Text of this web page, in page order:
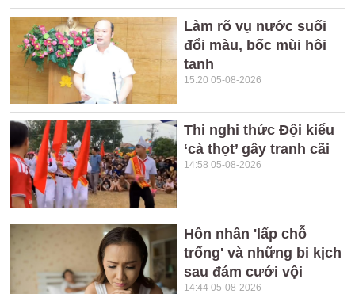
Làm rõ vụ nước suối
đổi màu, bốc mùi hôi
tanh
15:20 05-08-2026
Thi nghi thức Đội kiểu
‘cà thọt’ gây tranh cãi
14:58 05-08-2026
Hôn nhân 'lấp chỗ
trống' và những bi kịch
sau đám cưới vội
14:44 05-08-2026